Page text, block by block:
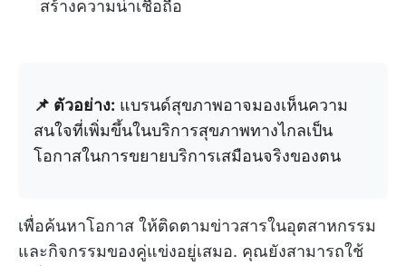
สร้างความน่าเชื่อถือ
📌 ตัวอย่าง: แบรนด์สุขภาพอาจมองเห็นความ
สนใจที่เพิ่มขึ้นในบริการสุขภาพทางไกลเป็น
โอกาสในการขยายบริการเสมือนจริงของตน
เพื่อค้นหาโอกาส ให้ติดตามข่าวสารในอุตสาหกรรม
และกิจกรรมของคู่แข่งอยู่เสมอ. คุณยังสามารถใช้